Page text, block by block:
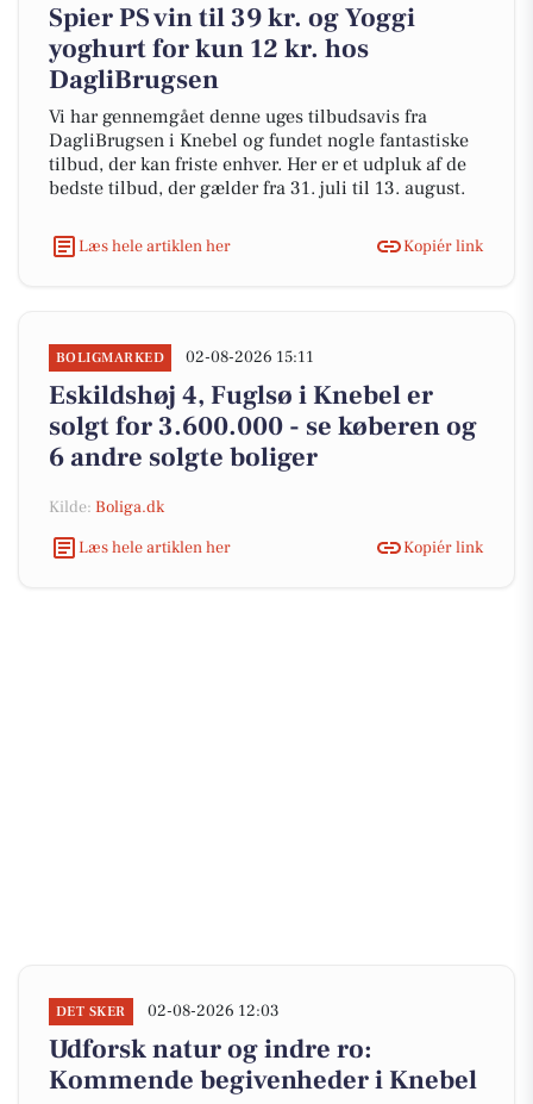
Spier PS vin til 39 kr. og Yoggi
yoghurt for kun 12 kr. hos
DagliBrugsen
Vi har gennemgået denne uges tilbudsavis fra
DagliBrugsen i Knebel og fundet nogle fantastiske
tilbud, der kan friste enhver. Her er et udpluk af de
bedste tilbud, der gælder fra 31. juli til 13. august.
Læs hele artiklen her Kopiér link
BOLIGMARKED 02-08-2026 15:11
Eskildshøj 4, Fuglsø i Knebel er
solgt for 3.600.000 - se køberen og
6 andre solgte boliger
Kilde: Boliga.dk
Læs hele artiklen her
Kopiér link
DET SKER 02-08-2026 12:03
Udforsk natur og indre ro:
Kommende begivenheder i Knebel